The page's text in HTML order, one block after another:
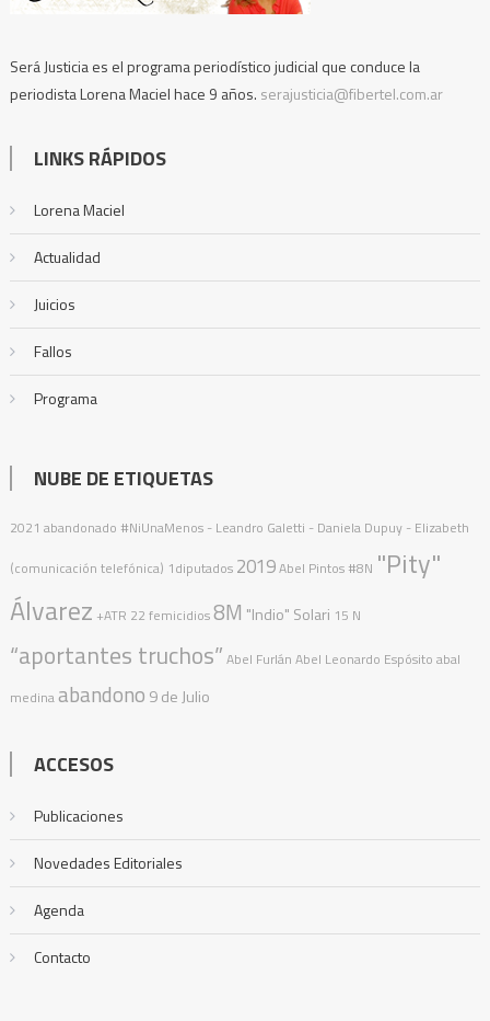
Será Justicia es el programa periodístico judicial que conduce la
periodista Lorena Maciel hace 9 años. serajusticia@fibertel.com.ar
LINKS RÁPIDOS
Lorena Maciel
Actualidad
Juicios
Fallos
Programa
NUBE DE ETIQUETAS
2021 abandonado #NiUnaMenos - Leandro Galetti - Daniela Dupuy - Elizabeth
(comunicación telefónica) 1diputados 2019Abel Pintos #8N "Pity"
Álvarez +ATR 22 femicidios8M "Indio" Solari 15 N
“aportantes truchos” Abel Furlán Abel Leonardo Espósito abal
medinaabandono 9 de Julio
ACCESOS
Publicaciones
Novedades Editoriales
Agenda
Contacto